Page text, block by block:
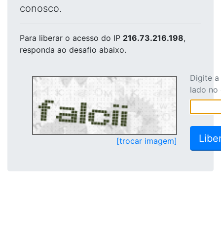
conosco.
Para liberar o acesso do IP 216.73.216.198,
responda ao desafio abaixo.
[trocar imagem]
Digite
lado no